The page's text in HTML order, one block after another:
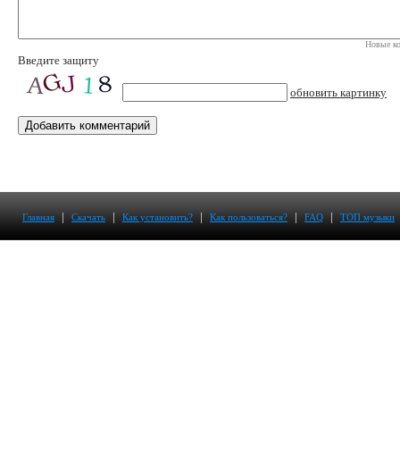
Новые
Введите защиту
обновить картинку
Главная | Скачать | Как установить? | Как пользоваться? | FAQ | ТОП музыки